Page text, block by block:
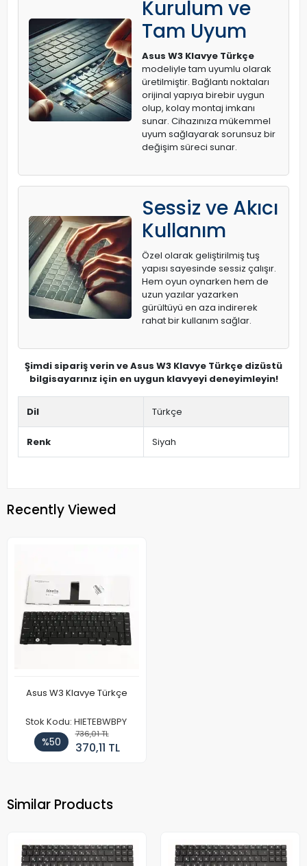
Kurulum ve
Tam Uyum
Asus W3 Klavye Türkçe
modeliyle tam uyumlu olarak
üretilmiştir. Bağlantı noktaları
orijinal yapıya birebir uygun
olup, kolay montaj imkanı
sunar. Cihazınıza mükemmel
uyum sağlayarak sorunsuz bir
değişim süreci sunar.
Sessiz ve Akıcı
Kullanım
Özel olarak geliştirilmiş tuş
yapısı sayesinde sessiz çalışır.
Hem oyun oynarken hem de
uzun yazılar yazarken
gürültüyü en aza indirerek
rahat bir kullanım sağlar.
Şimdi sipariş verin ve Asus W3 Klavye Türkçe dizüstü
bilgisayarınız için en uygun klavyeyi deneyimleyin!
Dil Türkçe
Renk Siyah
Recently Viewed
Asus W3 Klavye Türkçe
Stok Kodu: HIETEBWBPY
%50
736,01 TL
370,11 TL
Similar Products